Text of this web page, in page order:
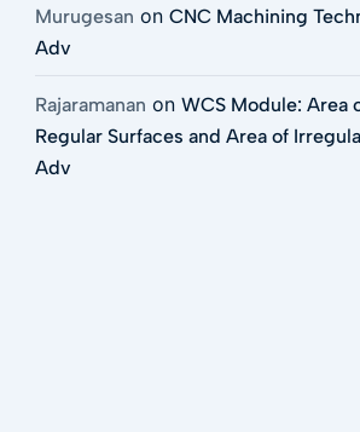
Murugesan on CNC Machining
Adv
Rajaramanan on WCS Module: Area
Regular Surfaces and Area of
Adv